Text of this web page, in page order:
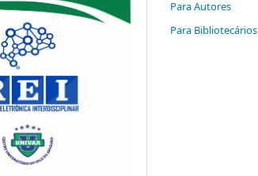
Para Autores
Para Bibliotecários